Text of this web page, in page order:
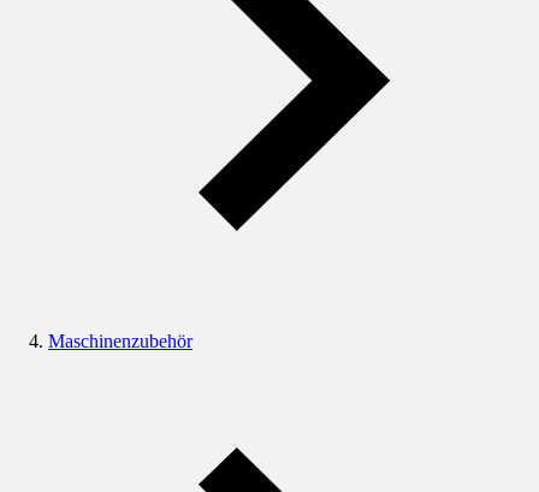
Maschinenzubehör